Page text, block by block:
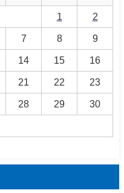
1 2
7 8 9
14 15 16
21 22 23
28 29 30